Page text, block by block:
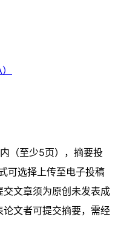
（至少5页），摘要投
可选择上传至电子投稿
文章须为原创未发表成
文者可提交摘要，需经